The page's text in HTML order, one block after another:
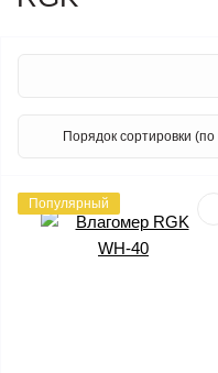
Популярный